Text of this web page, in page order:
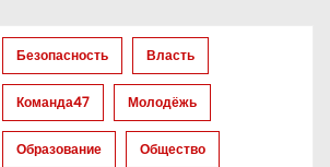
Безопасность Власть
Команда47 Молодёжь
Образование Общество